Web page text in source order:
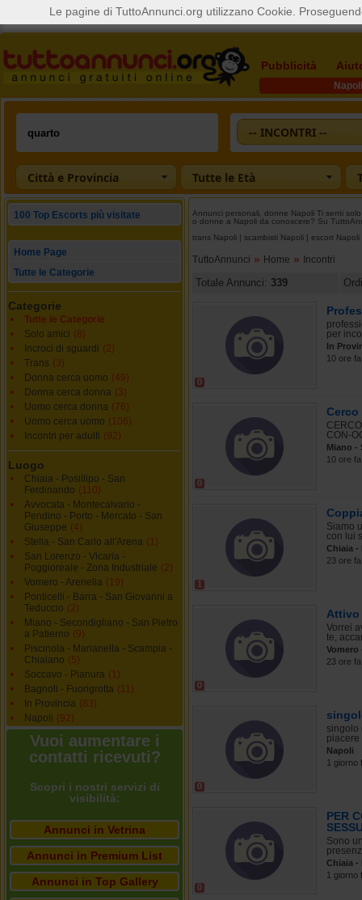
Pubblicità
Napoli
-- INCONTRI --
Città e Provincia Tutte le Età
100 Top Escorts più visitate
Home Page
Tutte le Categorie
Categorie
Tutte le Categorie
Solo amici (8)
Incroci di sguardi (2)
Trans (3)
Donna cerca uomo (49)
Donna cerca donna (3)
Uomo cerca donna (76)
Uomo cerca uomo (106)
Incontri per adulti (92)
Luogo
Chiaia - Posillipo - San
Ferdinando (110)
Avvocata - Montecalvario -
Pendino - Porto - Mercato - San
Giuseppe (4)
Stella - San Carlo all'Arena (1)
San Lorenzo - Vicaria -
Poggioreale - Zona Industriale (2)
Vomero - Arenella (19)
Ponticelli - Barra - San Giovanni a
Teduccio (2)
Miano - Secondigliano - San Pietro
a Patierno (9)
Piscinola - Marianella - Scampia -
Chiaiano (5)
Soccavo - Pianura (1)
Bagnoli - Fuorigrotta (11)
In Provincia (83)
Napoli (92)
Vuoi aumentare i
contatti ricevuti?
Scopri i nostri servizi di
visibilità:
Annunci in Vetrina
Annunci in Premium List
Annunci in Top Gallery
Annunci personali, donne Napoli Ti senti
o donne a Napoli da conoscere? Su
trans Napoli | scambisti Napoli | escort Napoli
TuttoAnnunci » Home » Incontri
Totale Annunci: 339
0
per
In
10 ore
0
CON-
Miano -
10 ore
1
Siamo
con lui
Chiaia -
23 ore
0
Attivo
Vorrei
te,
Vomero
23 ore
0
singolo
piacere
Napoli
1 giorno
0
PER
Sono
Chiaia -
1 giorno
Le pagine di TuttoAnnunci.org utilizzano Cookie.